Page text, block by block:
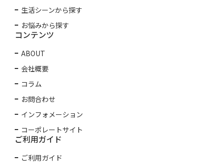
生活シーンから探す
お悩みから探す
コンテンツ
ABOUT
会社概要
コラム
お問合わせ
インフォメーション
コーポレートサイト
ご利用ガイド
ご利用ガイド